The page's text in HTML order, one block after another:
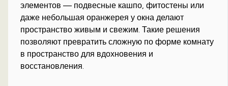
элементов — подвесные кашпо, фитостены или
даже небольшая оранжерея у окна делают
пространство живым и свежим. Такие решения
позволяют превратить сложную по форме комнату
в пространство для вдохновения и
восстановления.